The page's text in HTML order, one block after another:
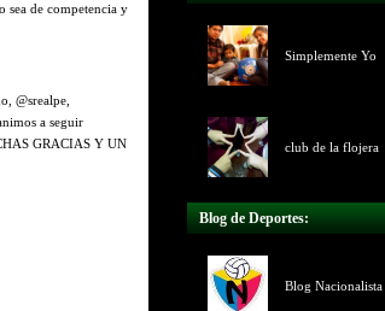
sea de competencia y
@srealpe,
a seguir
GRACIAS Y UN
Simplemente Yo
club de la flojera
Blog de Deportes:
Blog Nacionalista